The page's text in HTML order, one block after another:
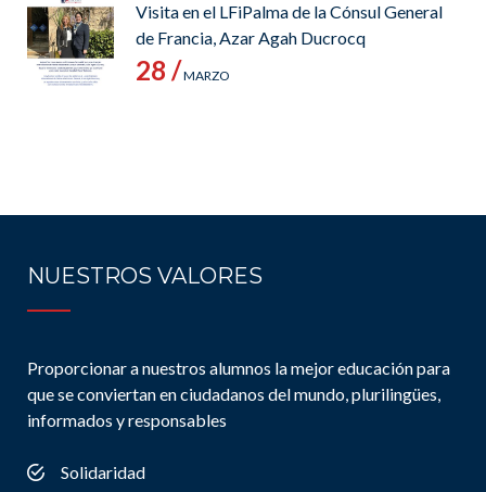
Visita en el LFiPalma de la Cónsul General
de Francia, Azar Agah Ducrocq
28 /MARZO
NUESTROS VALORES
Proporcionar a nuestros alumnos la mejor educación para
que se conviertan en ciudadanos del mundo, plurilingües,
informados y responsables
Solidaridad